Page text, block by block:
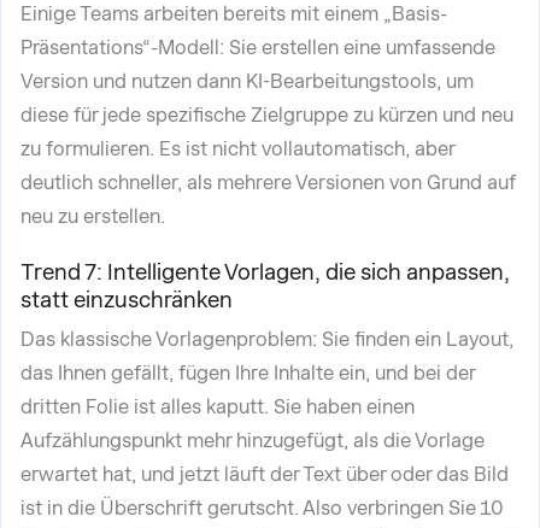
Einige Teams arbeiten bereits mit einem „Basis-
Präsentations“-Modell: Sie erstellen eine umfassende
Version und nutzen dann KI-Bearbeitungstools, um
diese für jede spezifische Zielgruppe zu kürzen und neu
zu formulieren. Es ist nicht vollautomatisch, aber
deutlich schneller, als mehrere Versionen von Grund auf
neu zu erstellen.
Trend 7: Intelligente Vorlagen, die sich anpassen,
statt einzuschränken
Das klassische Vorlagenproblem: Sie finden ein Layout,
das Ihnen gefällt, fügen Ihre Inhalte ein, und bei der
dritten Folie ist alles kaputt. Sie haben einen
Aufzählungspunkt mehr hinzugefügt, als die Vorlage
erwartet hat, und jetzt läuft der Text über oder das Bild
ist in die Überschrift gerutscht. Also verbringen Sie 10